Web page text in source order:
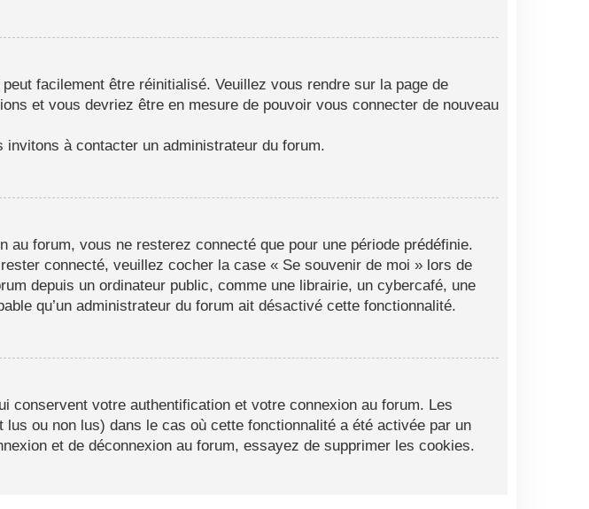
facilement être réinitialisé. Veuillez vous rendre sur la page de
et vous devriez être en mesure de pouvoir vous connecter de nouveau
à contacter un administrateur du forum.
forum, vous ne resterez connecté que pour une période prédéfinie.
connecté, veuillez cocher la case « Se souvenir de moi » lors de
depuis un ordinateur public, comme une librairie, un cybercafé, une
qu’un administrateur du forum ait désactivé cette fonctionnalité.
conservent votre authentification et votre connexion au forum. Les
ou non lus) dans le cas où cette fonctionnalité a été activée par un
et de déconnexion au forum, essayez de supprimer les cookies.